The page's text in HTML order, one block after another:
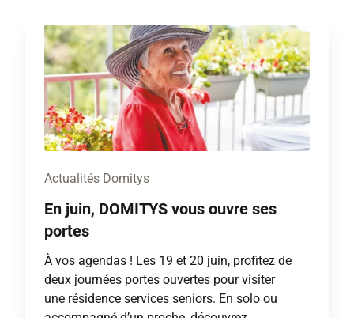
Actualités Domitys
En juin, DOMITYS vous ouvre ses
portes
À vos agendas ! Les 19 et 20 juin, profitez de
deux journées portes ouvertes pour visiter
une résidence services seniors. En solo ou